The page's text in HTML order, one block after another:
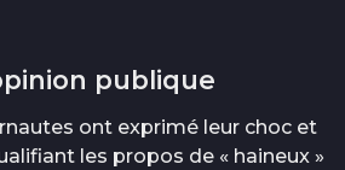
publique
ont exprimé leur choc et
les propos de « haineux »